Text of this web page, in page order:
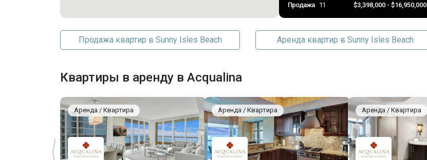
Продажа
11 $3,398,000 - $16,950,000
Продажа квартир в Sunny Isles Beach Аренда квартир в Sunny Isles Beach
Квартиры в аренду в Acqualina
Аренда / Квартира Аренда / Квартира Аренда / Квартира